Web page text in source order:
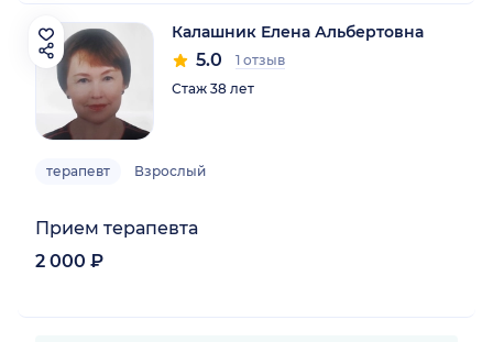
Калашник Елена Альбертовна
5.0
1 отзыв
Стаж 38 лет
терапевт Взрослый
Прием терапевта
2 000 ₽